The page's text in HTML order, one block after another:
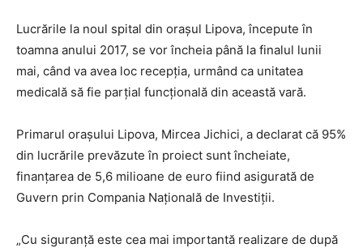
Lucrările la noul spital din oraşul Lipova, începute în
toamna anului 2017, se vor încheia până la finalul lunii
mai, când va avea loc recepţia, urmând ca unitatea
medicală să fie parţial funcţională din această vară.
Primarul oraşului Lipova, Mircea Jichici, a declarat că 95%
din lucrările prevăzute în proiect sunt încheiate,
finanţarea de 5,6 milioane de euro fiind asigurată de
Guvern prin Compania Naţională de Investiţii.
„Cu siguranţă este cea mai importantă realizare de după